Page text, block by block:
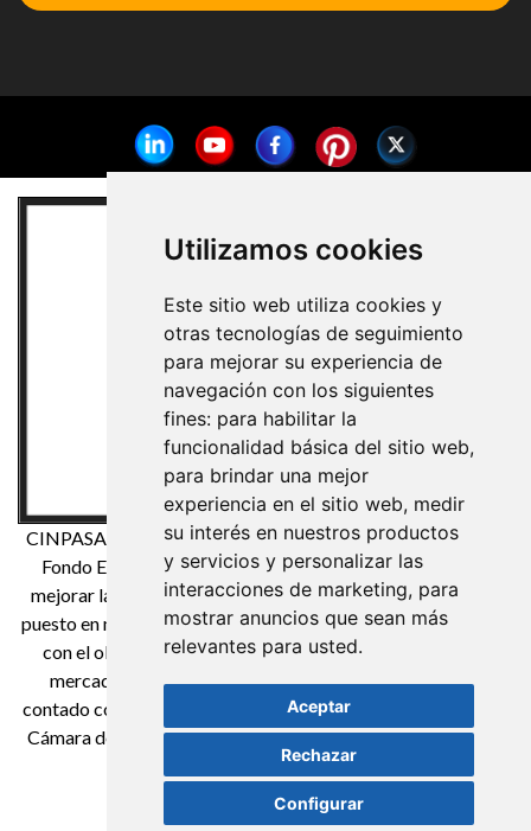
Utilizamos cookies
Este sitio web utiliza cookies y
otras tecnologías de seguimiento
para mejorar su experiencia de
navegación con los siguientes
fines: para habilitar la
funcionalidad básica del sitio web,
para brindar una mejor
experiencia en el sitio web, medir
su interés en nuestros productos
y servicios y personalizar las
interacciones de marketing, para
mostrar anuncios que sean más
relevantes para usted.
Aceptar
Rechazar
Configurar
CINPASA Cintas y Pasamanería S.A. ha sido beneficiaria del
Fondo Europeo de Desarrollo Regional cuyo objetivo es
mejorar la competitividad de las Pymes y gracias al cual ha
puesto en marcha un Plan de Marketing Digital Internacional
con el objetivo de mejorar su posicionamiento online en
mercados exteriores durante el año 2021. Para ello ha
contado con el apoyo del Programa XPANDE DIGITAL de la
Cámara de Comercio de Reus. Una manera de hacer Europa